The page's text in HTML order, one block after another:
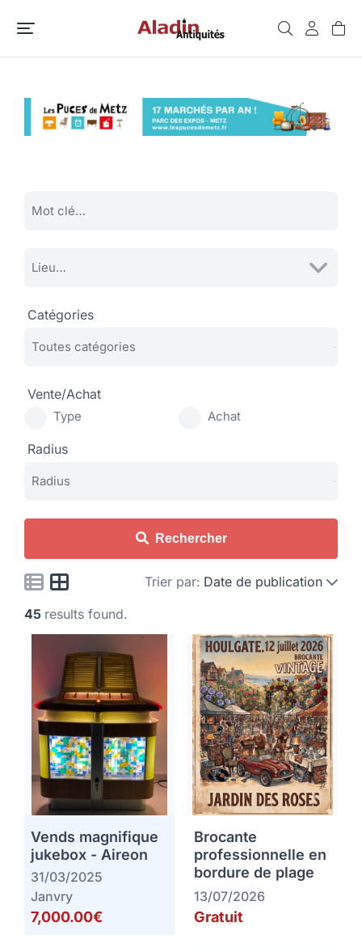
Catégories
Vente/Achat
Type Achat
Radius
Rechercher
Trier par: Date de publication
45 results found.
Vends magnifique
jukebox - Aireon
31/03/2025
Janvry
7,000.00€
Brocante
professionnelle en
bordure de plage
13/07/2026
Gratuit